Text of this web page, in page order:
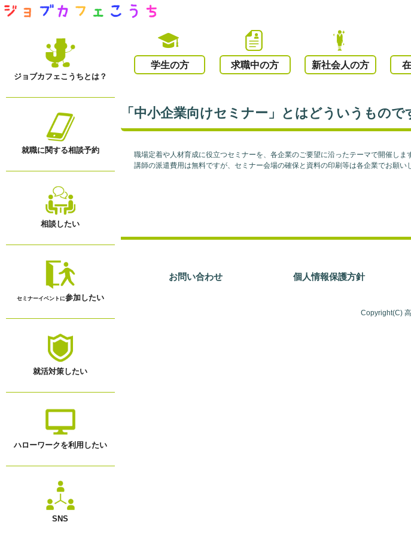
学生の方 求職中の方 新社会人の方
ジョブカフェこうちとは？
就職に関する相談予約
相談したい
セミナーイベントに参加したい
就活対策したい
ハローワークを利用したい
SNS
「中小企業向けセミナー」とはどういうもので
職場定着や人材育成に役立つセミナーを、各企業のご要望に沿ったテーマで開催しま
講師の派遣費用は無料ですが、セミナー会場の確保と資料の印刷等は各企業でお願い
お問い合わせ 個人情報保護方針
Copyright(C)